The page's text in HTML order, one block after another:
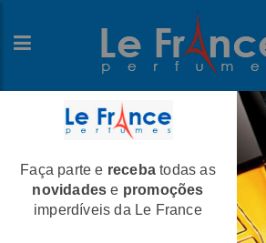
Home>Giorgio Beverly Hills>Perfumes Femininos
Giorgio Beverly Hills
Toilette
Faça parte e receba todas as
novidades e promoções
imperdíveis da Le France